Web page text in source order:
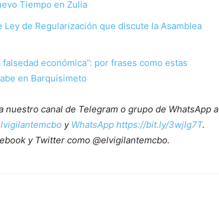
Tiempo en Zulia
de Regularización que discute la Asamblea
económica”: por frases como estas
en Barquisimeto
canal de Telegram o grupo de WhatsApp a
y WhatsApp https://bit.ly/3wjIg7T.
y Twitter como @elvigilantemcbo.